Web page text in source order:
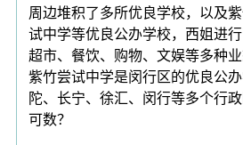
周边堆积了多所优良学校，以及
试中学等优良公办学校，西姐进
超市、餐饮、购物、文娱等多种
紫竹尝试中学是闵行区的优良公
陀、长宁、徐汇、闵行等多个行
可数？